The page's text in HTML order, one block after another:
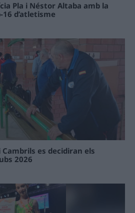
Pla i Néstor Altaba amb la
d’atletisme
es decidiran els
2026